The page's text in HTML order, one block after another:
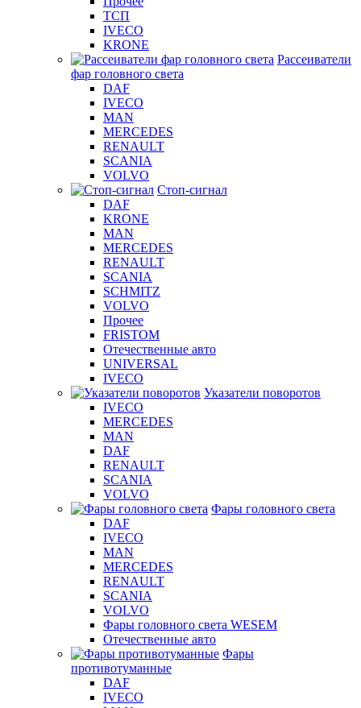
ТСП
IVECO
KRONE
Рассеиватели
фар головного света
DAF
IVECO
MAN
MERCEDES
RENAULT
SCANIA
VOLVO
Стоп-сигнал
DAF
KRONE
MAN
MERCEDES
RENAULT
SCANIA
SCHMITZ
VOLVO
Прочее
FRISTOM
Отечественные авто
UNIVERSAL
IVECO
Указатели поворотов
IVECO
MERCEDES
MAN
DAF
RENAULT
SCANIA
VOLVO
Фары головного света
DAF
IVECO
MAN
MERCEDES
RENAULT
SCANIA
VOLVO
Фары головного света WESEM
Отечественные авто
Фары
противотуманные
DAF
IVECO